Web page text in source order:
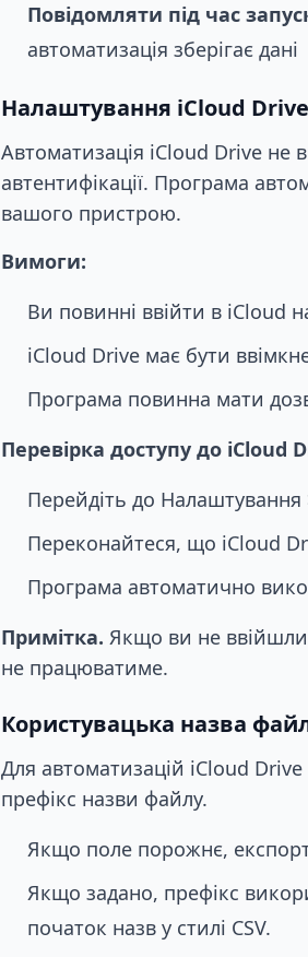
Повідомляти під час
автоматизація зберігає дані
Налаштування iCloud Drive
Автоматизація iCloud Drive не
автентифікації. Програма
вашого пристрою.
Вимоги:
Ви повинні ввійти в iCloud
iCloud Drive має бути
Програма повинна мати
Перевірка доступу до iCloud
Перейдіть до Налаштування
Переконайтеся, що iCloud
Програма автоматично
Примітка. Якщо ви не
не працюватиме.
Користувацька назва
Для автоматизацій iCloud
префікс назви файлу.
Якщо поле порожнє,
Якщо задано, префікс
початок назв у стилі CSV.